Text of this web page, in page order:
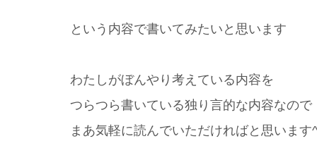
という内容で書いてみたいと思います
わたしがぼんやり考えている内容を
つらつら書いている独り言的な内容なので
まあ気軽に読んでいただければと思います